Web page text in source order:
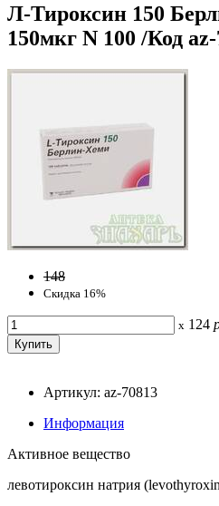
Л-Тироксин 150
150мкг N 100 /Код
148
Скидка 16%
x 124
Артикул: az-70813
Информация
Активное вещество
левотироксин натрия